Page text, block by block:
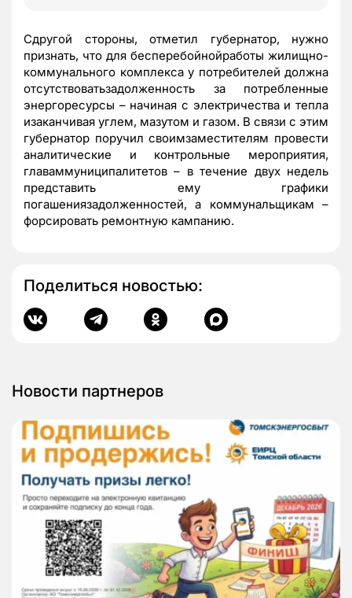
Сдругой стороны, отметил губернатор, нужно
признать, что для бесперебойнойработы жилищно-
коммунального комплекса у потребителей должна
отсутствоватьзадолженность за потребленные
энергоресурсы – начиная с электричества и тепла
изаканчивая углем, мазутом и газом. В связи с этим
губернатор поручил своимзаместителям провести
аналитические и контрольные мероприятия,
главаммуниципалитетов – в течение двух недель
представить ему графики
погашениязадолженностей, а коммунальщикам –
форсировать ремонтную кампанию.
Поделиться новостью:
Новости партнеров